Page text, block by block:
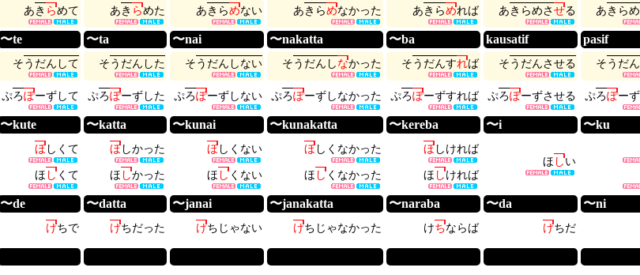
あき らめて あき らめた あき らめない あき らめなかった あき らめれば あき らめさせる あき らめ
〜te 〜ta 〜nai 〜nakatta 〜ba kausatif pasif
そう だん して そう だん した そう だん しない そう だん しなかった そう だんすれば そう だんさせる そう だん
ぷろぽーずして ぷろぽーずした ぷろぽーずしない ぷろぽーずしなかった ぷろぽーずすれば ぷろぽーずさせる ぷろぽーず
〜kute 〜katta 〜kunai 〜kunakatta 〜kereba 〜i 〜ku
ほし く て
ほ しく て
ほしかった
ほ しかった
ほし く ない
ほ しく ない
ほし く なかった
ほ しく なかった
ほしければ
ほ しければ
ほ しい
〜de 〜datta 〜janai 〜janakatta 〜naraba 〜da 〜ni
けちで けちだった けち じ ゃない けち じ ゃなかった けちならば けちだ